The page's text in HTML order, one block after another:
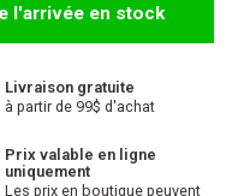
l'arrivée en stock
Livraison gratuite
à partir de 99$ d'achat
Prix valable en ligne
uniquement
Les prix en boutique peuvent